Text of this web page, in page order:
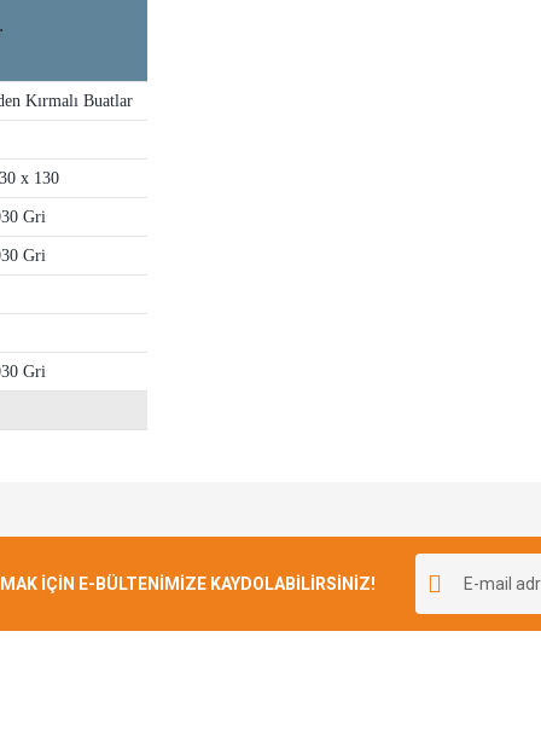
Kırmalı Buatlar
x 130
Gri
Gri
Gri
İÇİN E-BÜLTENİMİZE KAYDOLABİLİRSİNİZ!